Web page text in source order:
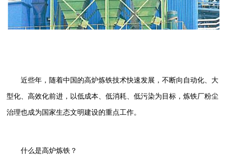
近些年，随着中国的高炉炼铁技术快速发展，不断向自动化、大
型化、高效化前进，以低成本、低消耗、低污染为目标，炼铁厂粉尘
治理也成为国家生态文明建设的重点工作。
什么是高炉炼铁？